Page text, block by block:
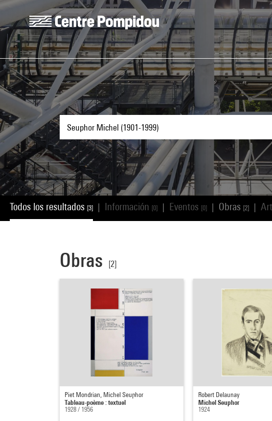
Skip to main content
Centre Pompidou
Todos los resultados [3] Información [0] Eventos [0] Obras [2]
Obras [2]
Piet Mondrian, Michel Seuphor
Tableau-poème : textuel
1928 / 1956
Robert Delaunay
Michel Seuphor
1924